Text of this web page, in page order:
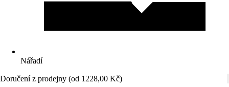
Nářadí
Doručení z prodejny (od 1228,00 Kč)